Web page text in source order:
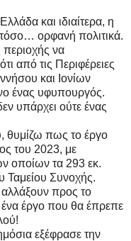
και ιδιαίτερα, η
ορφανή πολιτικά.
περιοχής να
από τις Περιφέρειες
και Ιονίων
ένας υφυπουργός.
υπάρχει ούτε ένας
θυμίζω πως το έργο
του 2023, με
οποίων τα 293 εκ.
Ταμείου Συνοχής.
προς το
ένα έργο που θα έπρεπε
εξέφρασε την